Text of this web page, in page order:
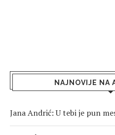
NAJNOVIJE NA
Jana Andrić: U tebi je pun